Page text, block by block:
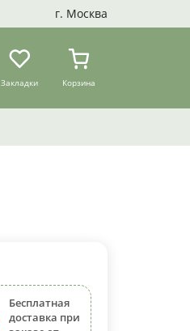
г. Москва
Закладки Корзина
Бесплатная
доставка при